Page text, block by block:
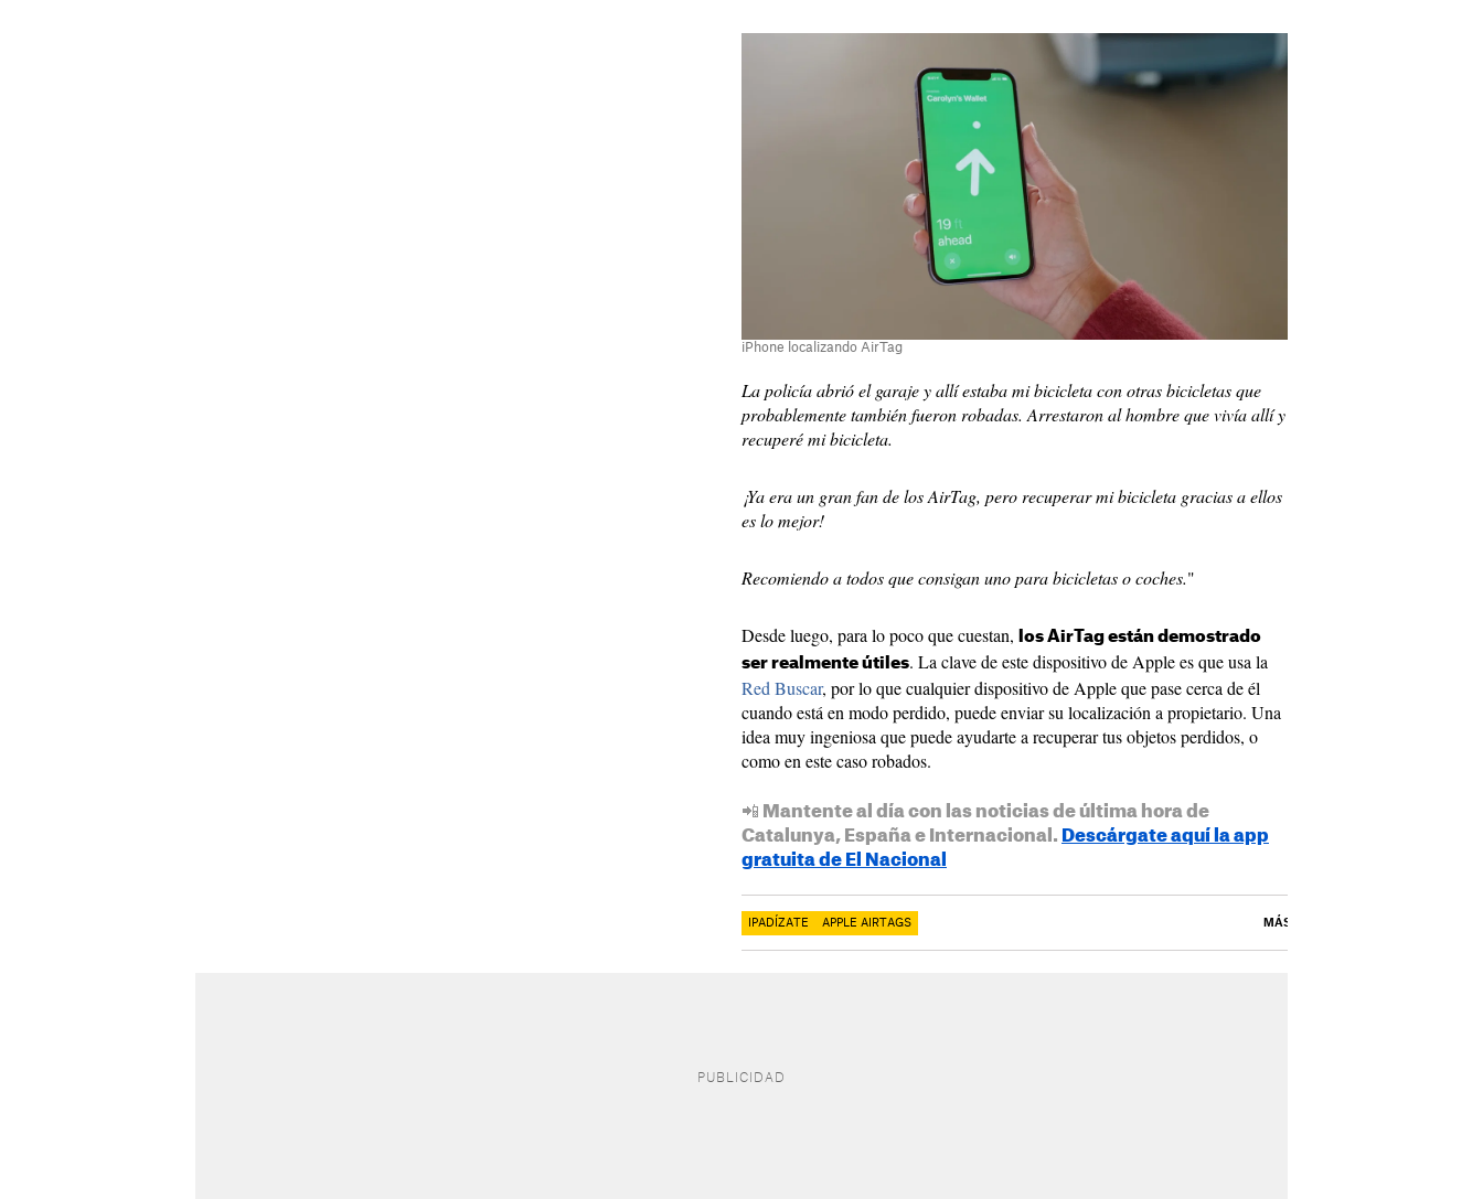
iPhone localizando AirTag
La policía abrió el garaje y allí estaba mi bicicleta con otras bicicletas que
probablemente también fueron robadas. Arrestaron al hombre que vivía allí y
recuperé mi bicicleta.
¡Ya era un gran fan de los AirTag, pero recuperar mi bicicleta gracias a ellos
es lo mejor!
Recomiendo a todos que consigan uno para bicicletas o coches."
Desde luego, para lo poco que cuestan,
los AirTag están demostrado
ser realmente útiles. La clave de este dispositivo de Apple es que usa la
Red Buscar, por lo que cualquier dispositivo de Apple que pase cerca de él
cuando está en modo perdido, puede enviar su localización a propietario. Una
idea muy ingeniosa que puede ayudarte a recuperar tus objetos perdidos, o
como en este caso robados.
📲 Mantente al día con las noticias de última hora de
Catalunya, España e Internacional. Descárgate aquí la app
gratuita de El Nacional
IPADÍZATE APPLE AIRTAGS MÁS